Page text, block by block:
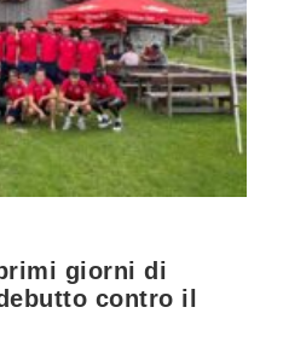
giorni di
contro il